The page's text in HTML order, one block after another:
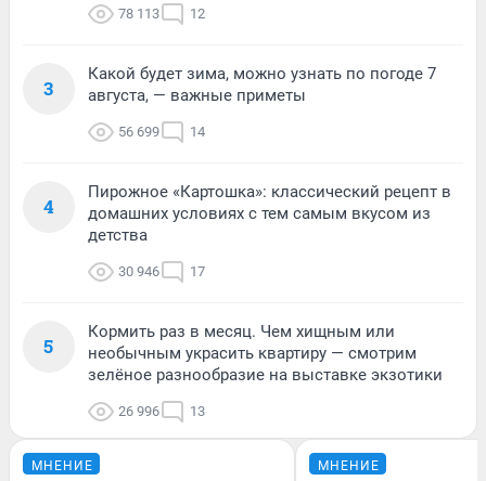
78 113 12
3
Какой будет зима, можно узнать по погоде 7
августа, — важные приметы
56 699 14
4
Пирожное «Картошка»: классический рецепт в
домашних условиях с тем самым вкусом из
детства
30 946 17
5
Кормить раз в месяц. Чем хищным или
необычным украсить квартиру — смотрим
зелёное разнообразие на выставке экзотики
26 996 13
МНЕНИЕ МНЕНИЕ